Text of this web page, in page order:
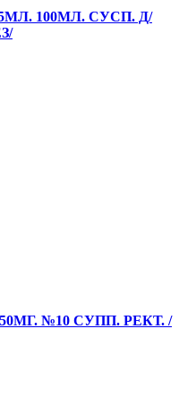
100МЛ. СУСП. Д/
№10 СУПП. РЕКТ. /